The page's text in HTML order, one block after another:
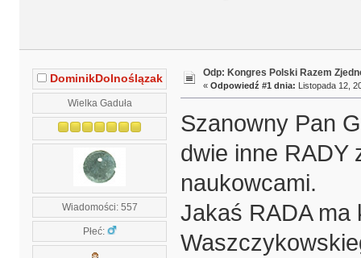
DominikDolnoślązak
Wielka Gaduła
Wiadomości: 557
Płeć:
Odp: Kongres Polski Razem
« Odpowiedź #1 dnia: Listopada 12,
Szanowny Pan
dwie inne RADY
naukowcami.
Jakaś RADA ma